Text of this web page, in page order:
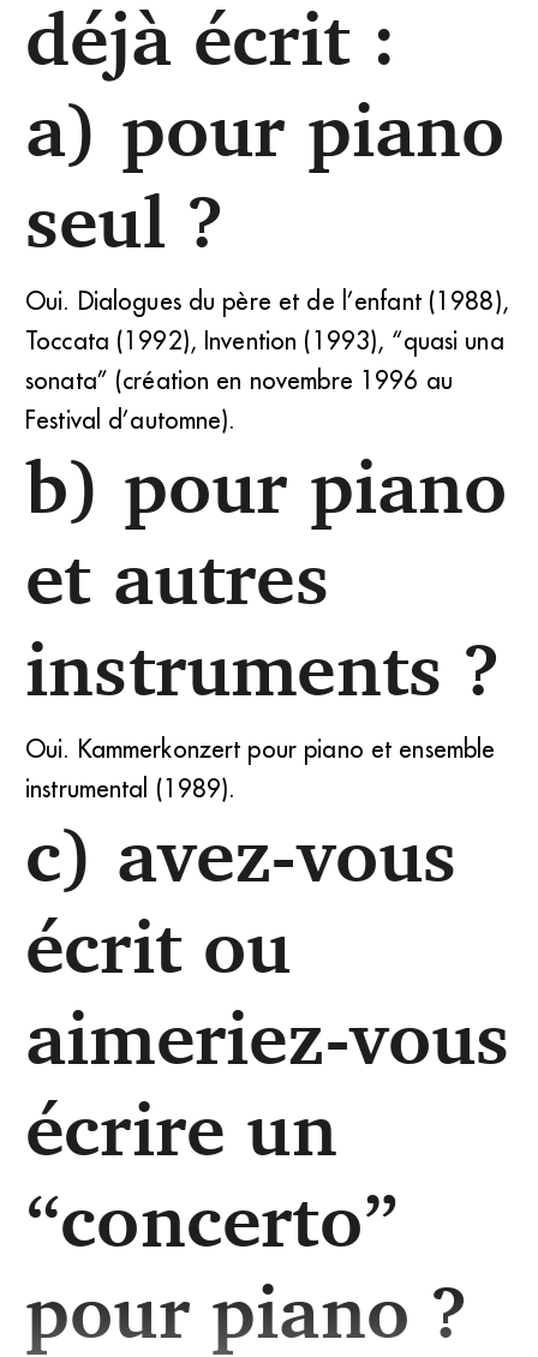
déjà écrit :
a) pour piano
seul ?
Oui. Dialogues du père et de l’enfant (1988),
Toccata (1992), Invention (1993), “quasi una
sonata” (création en novembre 1996 au
Festival d’automne).
b) pour piano
et autres
instruments ?
Oui. Kammerkonzert pour piano et ensemble
instrumental (1989).
c) avez-vous
écrit ou
aimeriez-vous
écrire un
“concerto”
pour piano ?